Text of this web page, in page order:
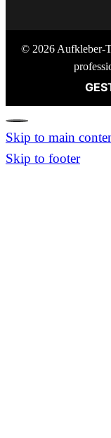
Skip to main
Skip to footer
© 2026 Aufkleber-